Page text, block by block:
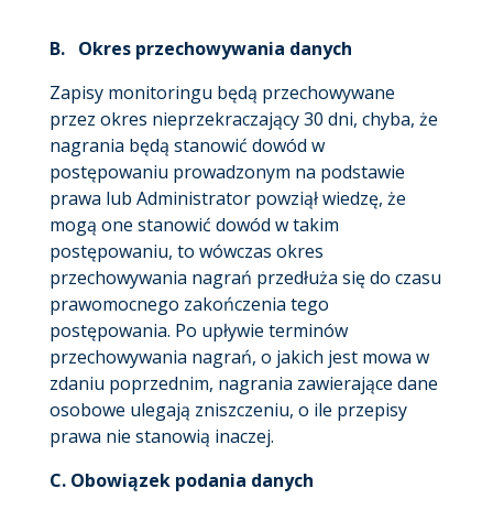
B. Okres przechowywania danych
Zapisy monitoringu będą przechowywane
przez okres nieprzekraczający 30 dni, chyba, że
nagrania będą stanowić dowód w
postępowaniu prowadzonym na podstawie
prawa lub Administrator powziął wiedzę, że
mogą one stanowić dowód w takim
postępowaniu, to wówczas okres
przechowywania nagrań przedłuża się do czasu
prawomocnego zakończenia tego
postępowania. Po upływie terminów
przechowywania nagrań, o jakich jest mowa w
zdaniu poprzednim, nagrania zawierające dane
osobowe ulegają zniszczeniu, o ile przepisy
prawa nie stanowią inaczej.
C. Obowiązek podania danych